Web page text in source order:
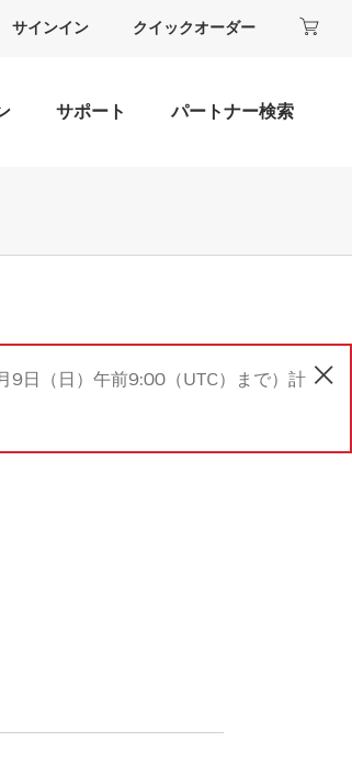
サインイン クイックオーダー
サポート パートナー検索
9日（日）午前9:00（UTC）まで）計